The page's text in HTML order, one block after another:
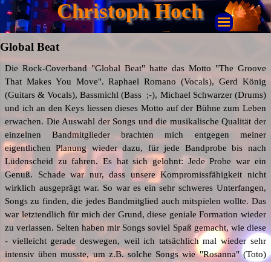
Christoph Hoch
Global Beat
Die Rock-Coverband "Global Beat" hatte das Motto "The Groove
That Makes You Move". Raphael Romano (Vocals), Gerd König
(Guitars & Vocals), Bassmichl (Bass ;-), Michael Schwarzer (Drums)
und ich an den Keys liessen dieses Motto auf der Bühne zum Leben
erwachen. Die Auswahl der Songs und die musikalische Qualität der
einzelnen Bandmitglieder brachten mich entgegen meiner
eigentlichen Planung wieder dazu, für jede Bandprobe bis nach
Lüdenscheid zu fahren. Es hat sich gelohnt: Jede Probe war ein
Genuß. Schade war nur, dass unsere Kompromissfähigkeit nicht
wirklich ausgeprägt war. So war es ein sehr schweres Unterfangen,
Songs zu finden, die jedes Bandmitglied auch mitspielen wollte. Das
war letztendlich für mich der Grund, diese geniale Formation wieder
zu verlassen. Selten haben mir Songs soviel Spaß gemacht, wie diese
- vielleicht gerade deswegen, weil ich tatsächlich mal wieder sehr
intensiv üben musste, um z.B. solche Songs wie "Rosanna" (Toto)